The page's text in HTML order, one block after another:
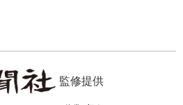
監修提供